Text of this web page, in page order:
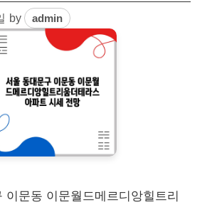
by admin
이문동 이문월드메르디앙힐트리